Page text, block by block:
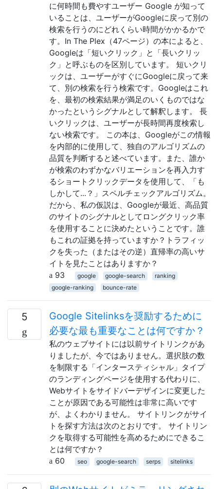
に何時間も費やすユーザー Google が知って
いることは、ユーザーがGoogleに戻って別の
検索を行うのにどれくらい時間がかかるかで
す。In The Plex（47ページ）の本によると、
Googleは「短いクリック」と「長いクリッ
ク」と呼ぶものを区別しています。 短いクリ
ックは、ユーザーがすぐにGoogleに戻って来
て、別の検索を行う検索です。Googleはこれ
を、最初の検索結果が満足のいくものではな
かったというシグナルとして解釈します。 長
いクリックは、ユーザーが長時間再度検索し
ない検索です。 この本は、Googleがこの情報
を内部的に使用して、独自のアルゴリズムの
品質を判断すると述べています。また、誰か
が検索のわずかなバリエーションを再入力す
るショートクリックデータを使用して、「も
しかして...？」スペルチェックアルゴリズム。
だから、私の仮説は、Googleが最近、高品質
のサイトのシグナルとしてロングクリック率
を使用することに決めたということです。誰
もこれの証拠を持っていますか？トラフィッ
クを失った（またはその逆）直帰率の高いサ
イトを見たことはありますか？
93
google google-search
ranking
google-ranking
bounce-rate
5
Google Sitelinksを奨励するために
必要な最も重要なことは何ですか？
私のウェブサイトには以前サイトリンクがあ
りましたが、今ではありません。選択肢の数
を制限する「インタースティシャル」タイプ
のランディングページを使用する代わりに、
Webサイトをサイドバーデザインに変更した
ことが原因である可能性は非常に高いです
が、よくわかりません。 サイトリンクがサイ
トを探す方法は次のとおりです。 サイトリン
クを取得する可能性を高めるためにできるこ
とは何ですか？
60
seo google-search serps sitelinks